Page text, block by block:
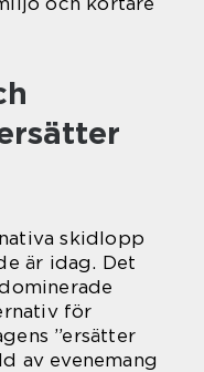
skidlopp
är idag. Det
för
”ersätter
av evenemang